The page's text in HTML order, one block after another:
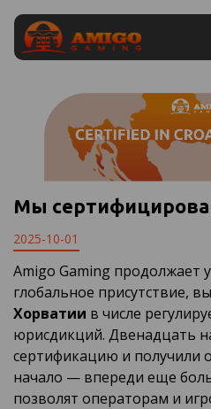
Мы
2025-10-01
Amigo Gaming продолжает
глобальное присутствие,
Хорватии в числе
юрисдикций. Двенадцать
сертификацию и получили
начало — впереди еще
позволят операторам и